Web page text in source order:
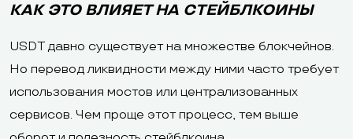
КАК ЭТО ВЛИЯЕТ НА СТЕЙБЛКОИНЫ
USDT давно существует на множестве блокчейнов.
Но перевод ликвидности между ними часто требует
использования мостов или централизованных
сервисов. Чем проще этот процесс, тем выше